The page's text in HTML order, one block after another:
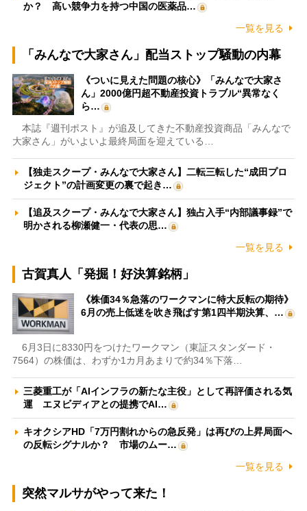
か？ 高い競争力を持つ中国の医薬品…
一覧を見る
「みんなで大家さん」配当ストップ騒動の内幕
《ついに見えた問題の核心》「みんなで大家さ
ん」2000億円超不動産投資トラブル“異常なく
ら…
本誌『週刊ポスト』が追及してきた不動産投資商品「みんなで
大家さん」がいよいよ最終局面を迎えている…
【独走スクープ・みんなで大家さん】二転三転した“成田プロ
ジェクト”の計画変更の裏で起き…
【追及スクープ・みんなで大家さん】独占入手“内部議事録”で
明かされる柳瀬健一・代表の思…
一覧を見る
古賀真人「発掘！好決算銘柄」
《株価34％急落のワークマンに特大反転の期待》
6月の売上低迷を吹き飛ばす第1四半期決算、…
6月3日に8330円をつけたワークマン（東証スタンダード・
7564）の株価は、わずか1カ月あまりで約34％下落…
三菱重工が「AIインフラの新たな主役」として再評価される気
運 エヌビディアとの提携でAI…
キオクシアHD「7万円割れからの急反発」は再びの上昇局面へ
の反転シグナルか？ 市場のムー…
一覧を見る
突然マルサがやって来た！